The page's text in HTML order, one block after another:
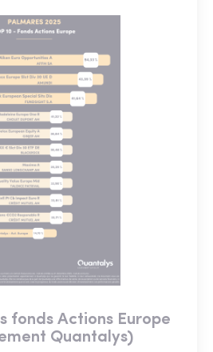
fonds Actions Europe
Quantalys)